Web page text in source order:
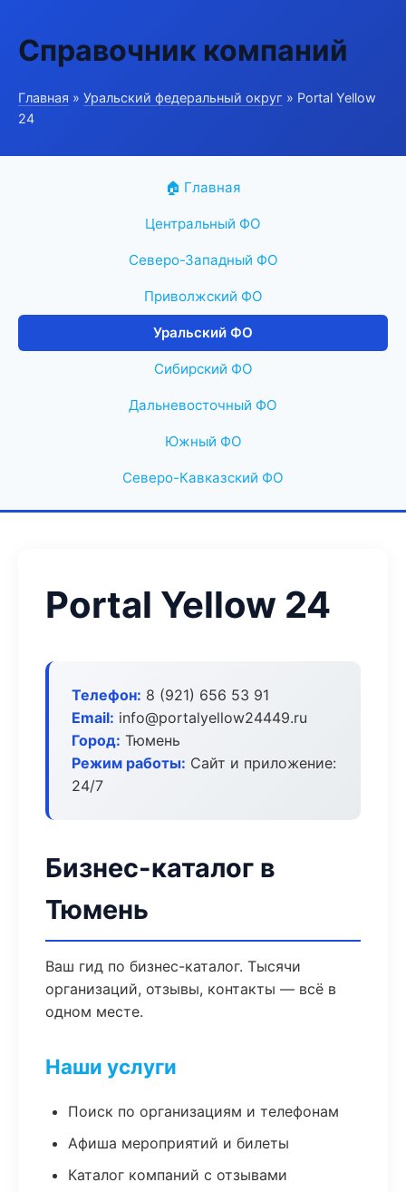
Справочник компаний
Главная » Уральский федеральный округ » Portal Yellow
24
🏠 Главная
Центральный ФО
Северо-Западный ФО
Приволжский ФО
Уральский ФО
Сибирский ФО
Дальневосточный ФО
Южный ФО
Северо-Кавказский ФО
Portal Yellow 24
Телефон: 8 (921) 656 53 91
Email: info@portalyellow24449.ru
Город: Тюмень
Режим работы: Сайт и приложение:
24/7
Бизнес-каталог в
Тюмень
Ваш гид по бизнес-каталог. Тысячи
организаций, отзывы, контакты — всё в
одном месте.
Наши услуги
Поиск по организациям и телефонам
Афиша мероприятий и билеты
Каталог компаний с отзывами